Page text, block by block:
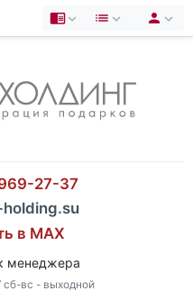
27-37
holding.su
в MAX
менеджера
сб-вс - выходной